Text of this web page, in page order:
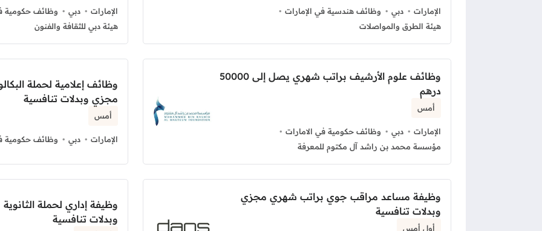
الإمارات دبي
وظائف هندسية في الإمارات
هيئة الطرق والمواصلات
الإمارات دبي
وظائف حكومية
هيئة دبي للثقافة والفنون
وظائف علوم الأرشيف براتب شهري يصل إلى 50000
درهم
أمس
الإمارات دبي
وظائف حكومية في الامارات
مؤسسة محمد بن راشد آل مكتوم للمعرفة
وظائف إعلامية لحملة
مجزي وبدلات تنافسية
أمس
الإمارات دبي وظائف حكومية
وظيفة مساعد مراقب جوي براتب شهري مجزي
وبدلات تنافسية
أول أمس
وظيفة إداري لحملة
وبدلات تنافسية